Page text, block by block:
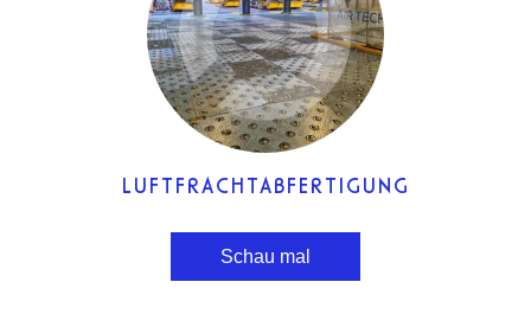
LUFTFRACHTABFERTIGUNG
Schau mal